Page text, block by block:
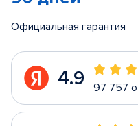
Официальная гарантия
4.9 97 757